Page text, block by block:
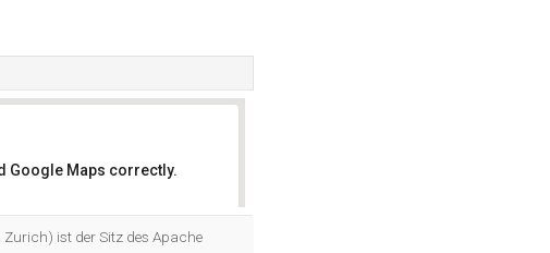
Google Maps correctly.
ist der Sitz des Apache